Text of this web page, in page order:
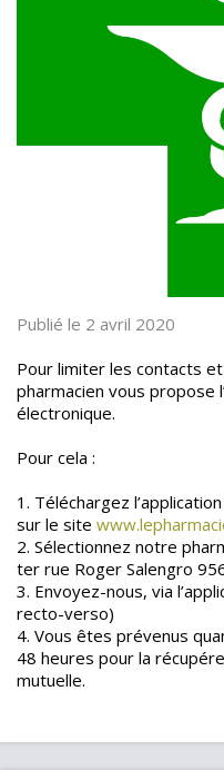
Publié le 2 avril 2020
Pour limiter les contacts
pharmacien vous propose
électronique.
Pour cela :
1. Téléchargez
sur le site
2. Sélectionnez notre
ter rue Roger Salengro
3. Envoyez-nous, via
recto-verso)
4. Vous êtes prévenus
48 heures pour la
mutuelle.